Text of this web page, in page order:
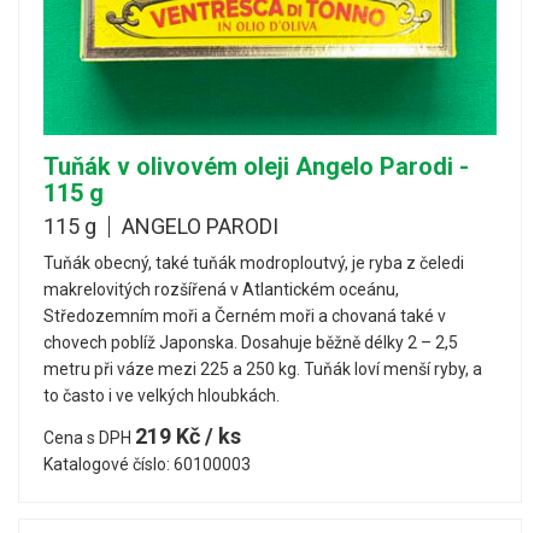
Tuňák v olivovém oleji Angelo Parodi -
115 g
115 g ANGELO PARODI
Tuňák obecný, také tuňák modroploutvý, je ryba z čeledi
makrelovitých rozšířená v Atlantickém oceánu,
Středozemním moři a Černém moři a chovaná také v
chovech poblíž Japonska. Dosahuje běžně délky 2 – 2,5
metru při váze mezi 225 a 250 kg. Tuňák loví menší ryby, a
to často i ve velkých hloubkách.
Cena s DPH 219 Kč / ks
Katalogové číslo: 60100003